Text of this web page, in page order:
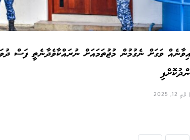
ވަގަށް ނެގުމުން މުޖުތަމައަށް ނުރައްކާވެދާނެތީ ފަސް
މެއި 12, 2025